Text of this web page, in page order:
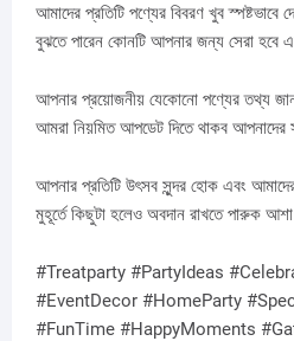
আমাদের প্রতিটি পণ্যের বিবরণ খুব
বুঝতে পারেন কোনটি আপনার জন্য সেরা হবে
আপনার প্রয়োজনীয় যেকোনো পণ্যের তথ্য
আমরা নিয়মিত আপডেট দিতে থাকব আপনাদের
আপনার প্রতিটি উৎসব সুন্দর হোক এবং
মুহূর্তে কিছুটা হলেও অবদান রাখতে পারুক
#Treatparty #PartyIdeas
#EventDecor #HomeParty
#FunTime #HappyMoments